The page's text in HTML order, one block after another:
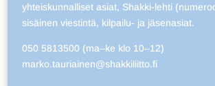
yhteiskunnalliset asiat, Shakki-lehti
sisäinen viestintä, kilpailu- ja jäsenasiat.
050 5813500 (ma–ke klo 10–12)
marko.tauriainen@shakkiliitto.fi